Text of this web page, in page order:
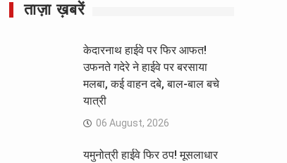
ताज़ा ख़बरें
केदारनाथ हाईवे पर फिर आफत!
उफनते गदेरे ने हाईवे पर बरसाया
मलबा, कई वाहन दबे, बाल-बाल बचे
यात्री
06 August, 2026
यमुनोत्री हाईवे फिर ठप! मूसलाधार